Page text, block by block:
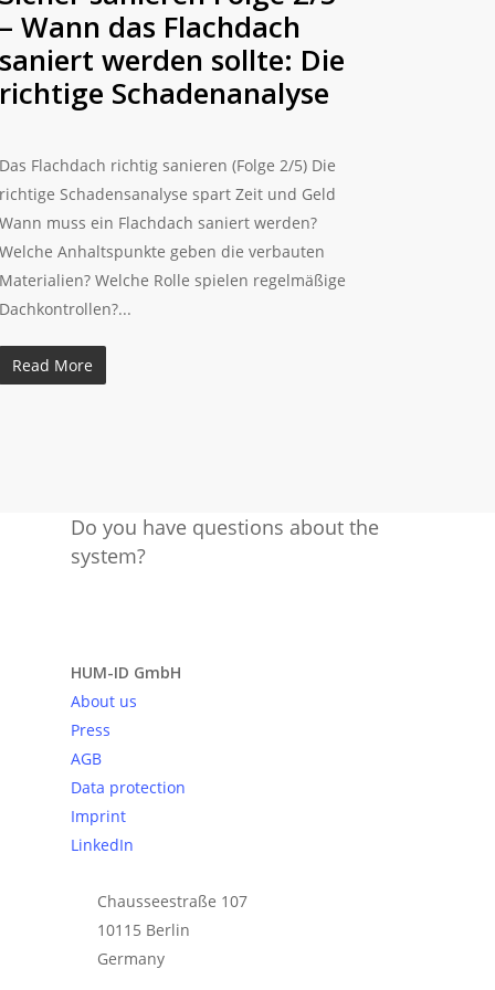
– Wann das Flachdach
saniert werden sollte: Die
richtige Schadenanalyse
Das Flachdach richtig sanieren (Folge 2/5) Die
richtige Schadensanalyse spart Zeit und Geld
Wann muss ein Flachdach saniert werden?
Welche Anhaltspunkte geben die verbauten
Materialien? Welche Rolle spielen regelmäßige
Dachkontrollen?...
Read More
Do you have questions about the
system?
HUM-ID GmbH
About us
Press
AGB
Data protection
Imprint
LinkedIn
Chausseestraße 107
10115 Berlin
Germany